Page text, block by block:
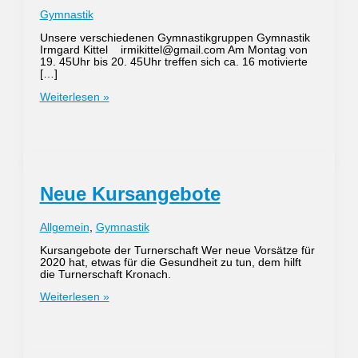
Gymnastik
Unsere verschiedenen Gymnastikgruppen Gymnastik
Irmgard Kittel irmikittel@gmail.com Am Montag von
19. 45Uhr bis 20. 45Uhr treffen sich ca. 16 motivierte
[…]
Unsere
Weiterlesen »
Neue Kursangebote
Allgemein, Gymnastik
Kursangebote der Turnerschaft Wer neue Vorsätze für
2020 hat, etwas für die Gesundheit zu tun, dem hilft
die Turnerschaft Kronach.
Neue
Weiterlesen »